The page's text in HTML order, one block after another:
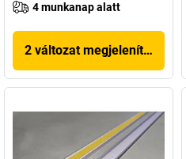
4 munkanap alatt
2 változat megjelenítése